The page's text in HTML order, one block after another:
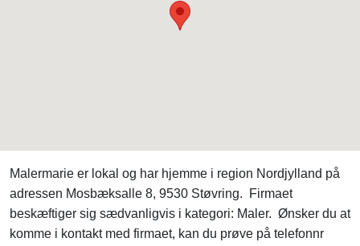
Malermarie er lokal og har hjemme i region Nordjylland på
adressen Mosbæksalle 8, 9530 Støvring. Firmaet
beskæftiger sig sædvanligvis i kategori: Maler. Ønsker du at
komme i kontakt med firmaet, kan du prøve på telefonnr